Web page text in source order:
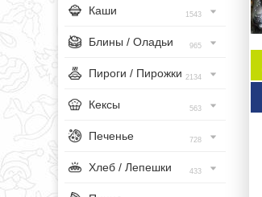
Каши 1543
Блины / Оладьи 965
Пироги / Пирожки 2134
Кексы 563
Печенье 728
Хлеб / Лепешки 433